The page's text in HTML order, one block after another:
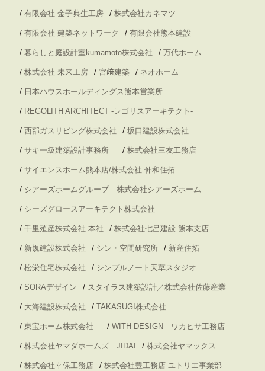
/ 有限会社 金子典生工房 / 株式会社カネマツ
/ 有限会社 建築ネットワーク / 有限会社熊本建設
/ 暮らしと庭設計室kumamoto株式会社 / 万代ホーム
/ 株式会社 未来工房 / 宮﨑建築 / ネオホーム
/ 日本ハウスホールディングス熊本営業所
/ REGOLITH ARCHITECT -レゴリスアーキテクト-
/ 西部ガスリビング株式会社 / 坂口建設株式会社
/ サキ一級建築設計事務所 / 株式会社三友工務店
/ サイエンスホーム熊本店/株式会社 伸和住拓
/ シアーズホームグループ 株式会社シアーズホーム
/ シーズグロースアーキテクト株式会社
/ 千里殖産株式会社 本社 / 株式会社七呂建設 熊本支店
/ 新規建設株式会社 / シン・空間研究所 / 新産住拓
/ 松栄住宅株式会社 / シンプルノート天草スタジオ
/ SORAデザイン / スタイラス建築設計／株式会社佐藤産業
/ 大海建設株式会社 / TAKASUGI株式会社
/ 東宝ホーム株式会社 / WITH DESIGN ワカヒサ工務店
/ 株式会社ヤマダホームズ JIDAI / 株式会社ヤマックス
/ 株式会社幸保工務店 / 株式会社豊工務店 ユトリエ事業部